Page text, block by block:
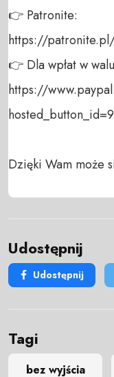
👉 Patronite:
https://
👉 Dla wpłat w
https://
Dzięki Wam może
Udostępnij
Udostępnij
Tagi
bez wyjścia